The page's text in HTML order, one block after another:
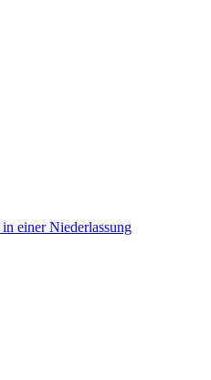
einer Niederlassung